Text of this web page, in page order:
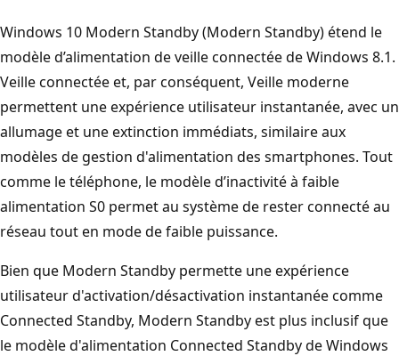
Windows 10 Modern Standby (Modern Standby) étend le
modèle d’alimentation de veille connectée de Windows 8.1.
Veille connectée et, par conséquent, Veille moderne
permettent une expérience utilisateur instantanée, avec un
allumage et une extinction immédiats, similaire aux
modèles de gestion d'alimentation des smartphones. Tout
comme le téléphone, le modèle d’inactivité à faible
alimentation S0 permet au système de rester connecté au
réseau tout en mode de faible puissance.
Bien que Modern Standby permette une expérience
utilisateur d'activation/désactivation instantanée comme
Connected Standby, Modern Standby est plus inclusif que
le modèle d'alimentation Connected Standby de Windows